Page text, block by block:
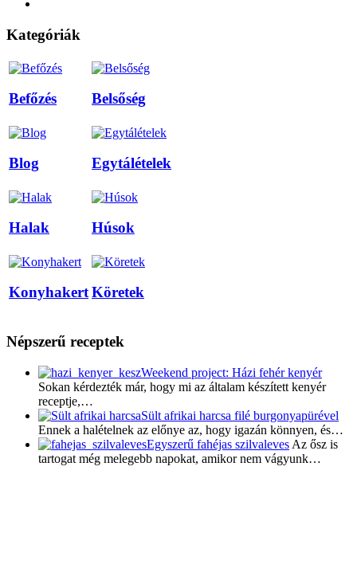
Kategóriák
Befőzés Belsőség
Blog Egytálételek
Halak Húsok
KonyhakertKöretek
Népszerű receptek
Weekend project: Házi fehér kenyér
Sokan kérdezték már, hogy mi az általam készített kenyér
receptje,…
Sült afrikai harcsa filé burgonyapürével
Ennek a halételnek az előnye az, hogy igazán könnyen, és…
Egyszerű fahéjas szilvaleves Az ősz is
tartogat még melegebb napokat, amikor nem vágyunk…